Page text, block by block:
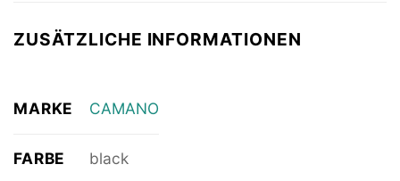
ZUSÄTZLICHE INFORMATIONEN
MARKE CAMANO
FARBE black